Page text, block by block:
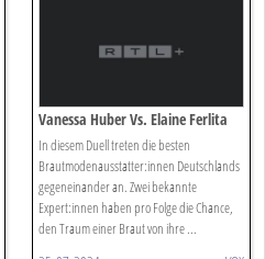
Vanessa Huber Vs. Elaine Ferlita
In diesem Duell treten die besten
Brautmodenausstatter:innen Deutschlands
gegeneinander an. Zwei bekannte
Expert:innen haben pro Folge die Chance,
den Traum einer Braut von ihre ...